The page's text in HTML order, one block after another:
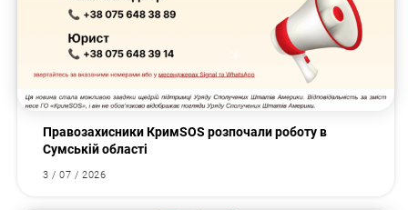
Правозахисники КримSOS розпочали роботу в
Сумській області
3 / 07 / 2026